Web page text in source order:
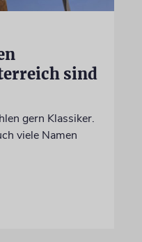
sind
gern Klassiker.
viele Namen